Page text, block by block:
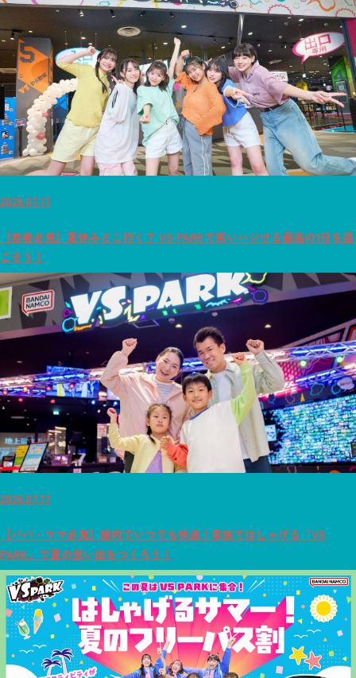
2026.07.17
【若者必見】夏休みどこ行く？ VS PARKで笑いハジける最高の1日を過
ごそう！
2026.07.17
【パパ・ママ必見】屋内でいつでも快適！家族ではしゃげる「VS
PARK」で夏の思い出をつくろう！